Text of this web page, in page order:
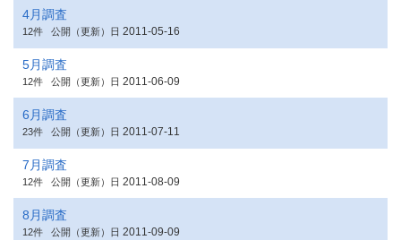
4月調査
12件 公開（更新）日 2011-05-16
5月調査
12件 公開（更新）日 2011-06-09
6月調査
23件 公開（更新）日 2011-07-11
7月調査
12件 公開（更新）日 2011-08-09
8月調査
12件 公開（更新）日 2011-09-09